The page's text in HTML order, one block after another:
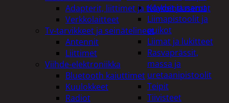
Köydet ja narut
Liimapistoolit ja
puikot
Liimat ja lukitteet
Rasvaprässit,
massa ja
uretaanipistoolit
Teipit
Tiivisteet
Adapterit, liittimet ja telakointiasemat
Verkkolaitteet
Tv-tarvikkeet ja seinätelineet
Antennit
Liittimet
Viihde-elektroniikka
Bluetooth kaiuttimet
Kuulokkeet
Radiot